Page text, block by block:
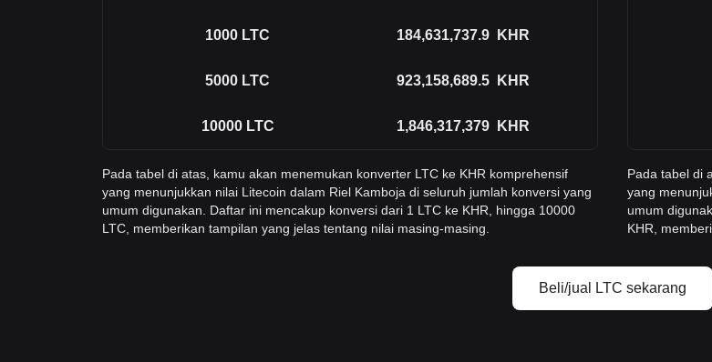
1000 LTC 184,631,737.9 KHR
5000 LTC 923,158,689.5 KHR
10000 LTC 1,846,317,379 KHR
Pada tabel di atas, kamu akan menemukan konverter LTC ke KHR komprehensif
yang menunjukkan nilai Litecoin dalam Riel Kamboja di seluruh jumlah konversi yang
umum digunakan. Daftar ini mencakup konversi dari 1 LTC ke KHR, hingga 10000
LTC, memberikan tampilan yang jelas tentang nilai masing-masing.
Pada tabel di
yang
umum
KHR,
Beli/jual LTC sekarang